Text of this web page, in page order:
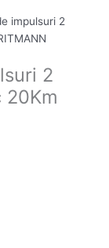
impulsuri 2
2